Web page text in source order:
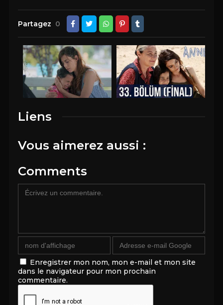
Partagez 0
Liens
Vous aimerez aussi :
Comments
Enregistrer mon nom, mon e-mail et mon site
dans le navigateur pour mon prochain
commentaire.